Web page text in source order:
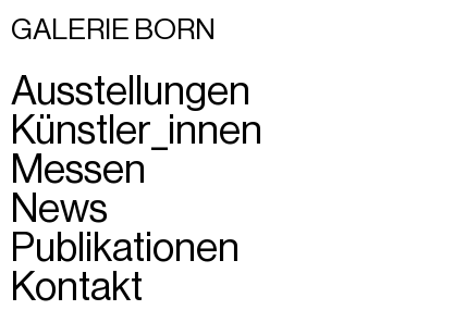
GALERIE BORN
Ausstellungen
Künstler_innen
Messen
News
Publikationen
Kontakt